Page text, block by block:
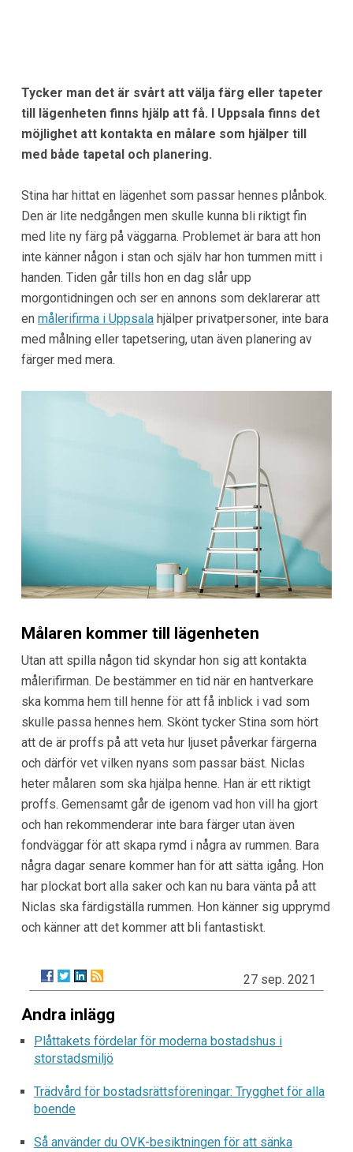
Tycker man det är svårt att välja färg eller tapeter
till lägenheten finns hjälp att få. I Uppsala finns det
möjlighet att kontakta en målare som hjälper till
med både tapetal och planering.
Stina har hittat en lägenhet som passar hennes plånbok.
Den är lite nedgången men skulle kunna bli riktigt fin
med lite ny färg på väggarna. Problemet är bara att hon
inte känner någon i stan och själv har hon tummen mitt i
handen. Tiden går tills hon en dag slår upp
morgontidningen och ser en annons som deklarerar att
en målerifirma i Uppsalahjälper privatpersoner, inte bara
med målning eller tapetsering, utan även planering av
färger med mera.
Målaren kommer till lägenheten
Utan att spilla någon tid skyndar hon sig att kontakta
målerifirman. De bestämmer en tid när en hantverkare
ska komma hem till henne för att få inblick i vad som
skulle passa hennes hem. Skönt tycker Stina som hört
att de är proffs på att veta hur ljuset påverkar färgerna
och därför vet vilken nyans som passar bäst. Niclas
heter målaren som ska hjälpa henne. Han är ett riktigt
proffs. Gemensamt går de igenom vad hon vill ha gjort
och han rekommenderar inte bara färger utan även
fondväggar för att skapa rymd i några av rummen. Bara
några dagar senare kommer han för att sätta igång. Hon
har plockat bort alla saker och kan nu bara vänta på att
Niclas ska färdigställa rummen. Hon känner sig upprymd
och känner att det kommer att bli fantastiskt.
27 sep. 2021
Andra inlägg
Plåttakets fördelar för moderna bostadshus i
storstadsmiljö
Trädvård för bostadsrättsföreningar: Trygghet för alla
boende
Så använder du OVK-besiktningen för att sänka